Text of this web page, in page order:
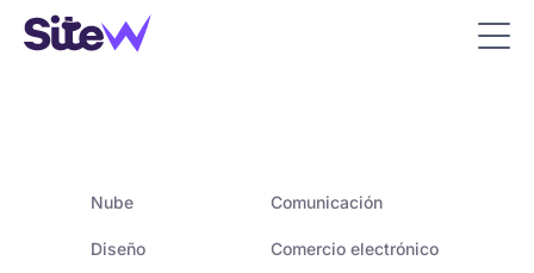
Nube Comunicación
Diseño Comercio electrónico